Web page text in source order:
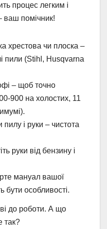
процес легким і
ваш помічник!
хрестова чи плоска –
пили (Stihl, Husqvarna
– щоб точно
900 на холостих, 11
пилу і руки – чистота
руки від бензину і
мануал вашої
бути особливості.
до роботи. А що
так?